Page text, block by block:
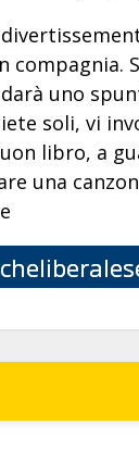
compagnia.
uno
soli, vi
libro, a
una